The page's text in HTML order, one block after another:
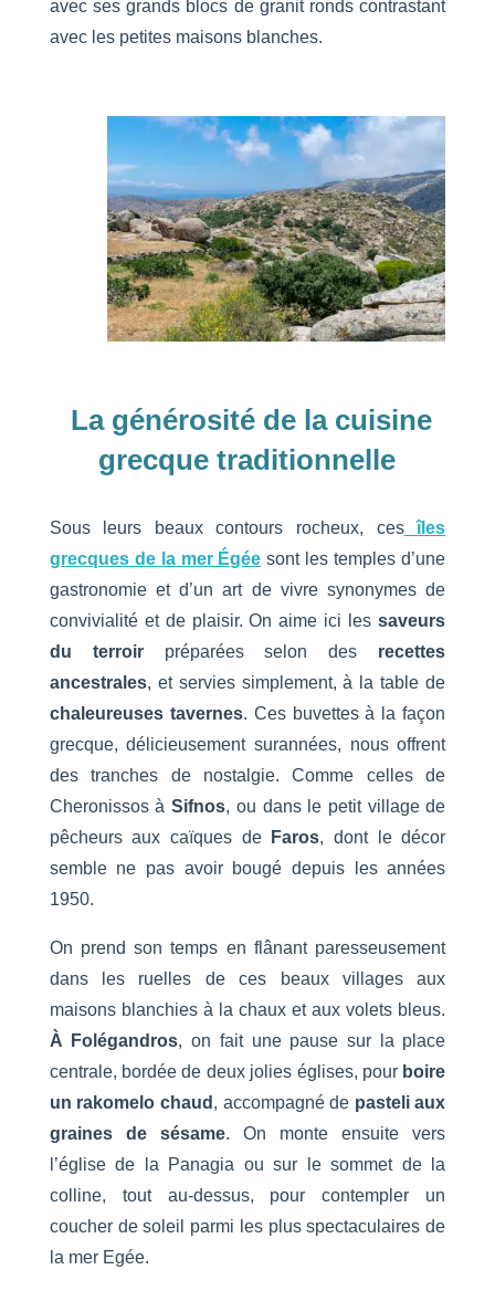
avec ses grands blocs de granit ronds contrastant
avec les petites maisons blanches.
La générosité de la cuisine
grecque traditionnelle
Sous leurs beaux contours rocheux, ces
îles
grecques de la mer Égée sont les temples d’une
gastronomie et d’un art de vivre synonymes de
convivialité et de plaisir. On aime ici lessaveurs
du terroirpréparées selon des recettes
ancestrales, et servies simplement, à la table de
chaleureuses tavernes. Ces buvettes à la façon
grecque, délicieusement surannées, nous offrent
des tranches de nostalgie. Comme celles de
Cheronissos àSifnos, ou dans le petit village de
pêcheurs aux caïques de
Faros, dont le décor
semble ne pas avoir bougé depuis les années
1950.
On prend son temps en flânant paresseusement
dans les ruelles de ces beaux villages aux
maisons blanchies à la chaux et aux volets bleus.
À Folégandros, on fait une pause sur la place
centrale, bordée de deux jolies églises, pour boire
un rakomelo chaud , accompagné de pasteli aux
graines de sésame. On monte ensuite vers
l’église de la Panagia ou sur le sommet de la
colline, tout au-dessus, pour contempler un
coucher de soleil parmi les plus spectaculaires de
la mer Egée.